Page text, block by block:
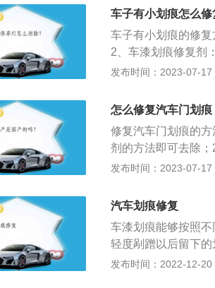
净，将牙膏挤到湿毛
指甲油来修复，划
车子有小划痕怎么修
车子有小划痕的修
2、车漆划痕修复剂
可以把风油精倒在
漆面，然后再结合
失，但抛完的车漆比
发布时间：2023-07-17
怎么修复汽车门划痕
修复汽车门划痕的
剂的方法即可去除
没有伤到汽车底漆
面涂层铁锈、焊渣
并重复喷漆、晾干、
发布时间：2023-07-17
汽车划痕修复
车漆划痕能够按照
轻度剐蹭以后留下
一下就消除了；但
发布时间：2022-12-20